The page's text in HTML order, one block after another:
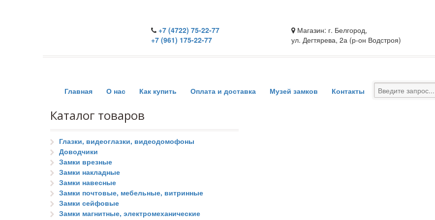
+7 (4722) 75-22-77
+7 (961) 175-22-77
Магазин: г. Белгород,
ул. Дегтярева, 2а (р-он Водстроя)
Главная О нас Как купить Оплата и доставка Музей замков Контакты
Каталог товаров
Глазки, видеоглазки, видеодомофоны
Доводчики
Замки врезные
Замки накладные
Замки навесные
Замки почтовые, мебельные, витринные
Замки сейфовые
Замки магнитные, электромеханические